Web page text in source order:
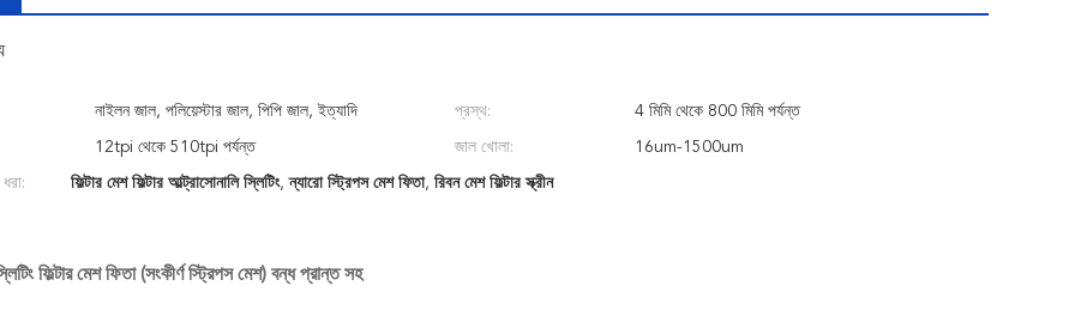
নাইলন জাল, পলিয়েস্টার জাল, পিপি জাল, ইত্যাদি প্রস্থ: 4 মিমি থেকে 800 মিমি পর্যন্ত
12tpi থেকে 510tpi পর্যন্ত জাল খোলা: 16um-1500um
ফিল্টার মেশ ফিল্টার আল্ট্রাসোনালি স্লিটিং,ন্যারো স্ট্রিপস মেশ ফিতা, রিবন মেশ ফিল্টার স্ক্রীন
ফিল্টার মেশ ফিতা (সংকীর্ণ স্ট্রিপস মেশ) বন্ধ প্রান্ত সহ